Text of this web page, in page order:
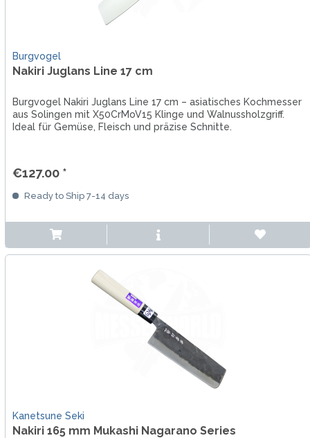
Burgvogel
Nakiri Juglans Line 17 cm
Burgvogel Nakiri Juglans Line 17 cm – asiatisches Kochmesser
aus Solingen mit X50CrMoV15 Klinge und Walnussholzgriff.
Ideal für Gemüse, Fleisch und präzise Schnitte.
€127.00 *
Ready to Ship 7-14 days
Kanetsune Seki
Nakiri 165 mm Mukashi Nagarano Series